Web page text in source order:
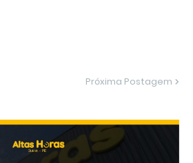
Próxima Postagem